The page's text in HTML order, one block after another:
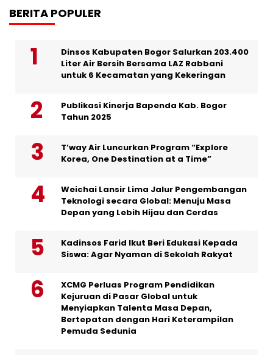
BERITA POPULER
Dinsos Kabupaten Bogor Salurkan 203.400
Liter Air Bersih Bersama LAZ Rabbani
untuk 6 Kecamatan yang Kekeringan
Publikasi Kinerja Bapenda Kab. Bogor
Tahun 2025
T’way Air Luncurkan Program “Explore
Korea, One Destination at a Time”
Weichai Lansir Lima Jalur Pengembangan
Teknologi secara Global: Menuju Masa
Depan yang Lebih Hijau dan Cerdas
Kadinsos Farid Ikut Beri Edukasi Kepada
Siswa: Agar Nyaman di Sekolah Rakyat
XCMG Perluas Program Pendidikan
Kejuruan di Pasar Global untuk
Menyiapkan Talenta Masa Depan,
Bertepatan dengan Hari Keterampilan
Pemuda Sedunia